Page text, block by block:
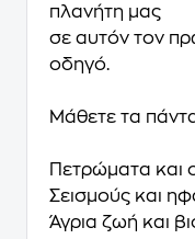
πλανήτη μας
σε αυτόν τον
οδηγό.
Μάθετε τα πάντα
Πετρώματα και
Σεισμούς και
Άγρια ζωή και